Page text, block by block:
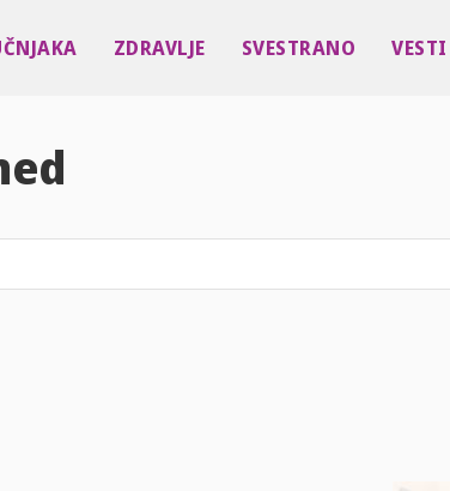
ZDRAVLJE SVESTRANO VESTI